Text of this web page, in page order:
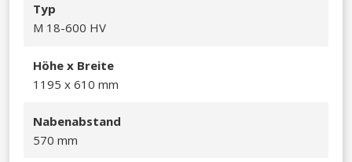
Typ
M 18-600 HV
Höhe x Breite
1195 x 610 mm​
Nabenabstand
570 mm